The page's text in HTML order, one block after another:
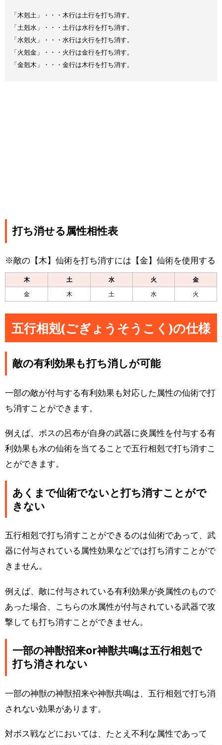
「木剋土」・・・木行は土行を打ち消す。
「土剋水」・・・土行は水行を打ち消す。
「水剋火」・・・水行は火行を打ち消す。
「火剋金」・・・火行は金行を打ち消す。
「金剋木」・・・金行は木行を打ち消す。
打ち消せる属性相性表
※敵の【木】仙術を打ち消すには【金】仙術を使用する
木 土 水 火
金
金
木 土 水 火
五行相剋(ごぎょうそうこく)の仕様
敵の有利効果も打ち消しが可能
一部の敵が付与する有利効果も対応した属性の仙術で打
ち消すことができます。
例えば、ボスの呂布が自身の武器に炎属性を付与する有
利効果も水の仙術を当てることで五行相剋で打ち消すこ
とができます。
あくまで仙術でないと打ち消すことがで
きない
五行相剋で打ち消すことができるのは仙術であって、武
器に付与されている属性効果などでは打ち消すことがで
きません。
例えば、敵に付与されている有利効果が炎属性のもので
あった場合、こちらの水属性が付与されている武器で攻
撃しても打ち消すことができません。
一部の神獣招来or神獣共鳴は五行相剋で
打ち消されない
一部の神獣の神獣招来や神獣共鳴は、五行相剋で打ち消
されない効果があります。
対ボス戦などにおいては、たとえ不利な属性であって